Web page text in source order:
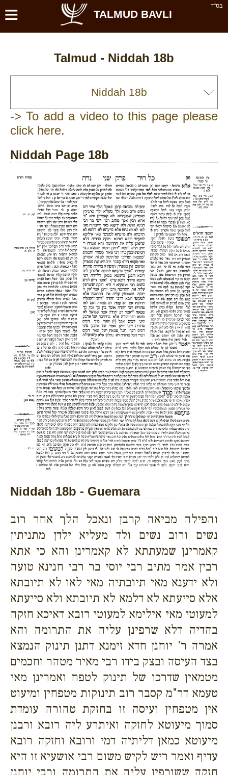
בס''ד ≡ TALMUD BAVLI
Talmud - Niddah 18b
-> To add a video to this page please
click here.
Niddah Page 18b
Niddah 18b - Guemara
והפילה מביאה קרבן ונאכל הלך אחר רוב
נשים ורוב נשים ולד מעליא ילדן מתניתין
קאמרינן שמעתתא לא קאמרינן והא כי אתא
רבין אמר מתיב רבי יוסי בר רבי חנינא טועה
ולא ידענא מאי תיובתיה מאי לאו לא תיובתא
אלא סייעתא לא דלמא לא תיובתא ולא סייעתא
למעוטי מאי אילימא למעוטי רובא דאיכא חזקה
בהדיה דלא שרפינן עליה את התרומה והא
אמרה ר' יוחנן חדא זימנא דתנן תינוק הנמצא
בצד העיסה ובצק בידו רבי מאיר מטהר וחכמים
מטמאין שדרכו של תינוק לטפח ואמרינן מאי
טעמא דר"מ קסבר רוב תינוקות מטפחין ומיעוט
אין מטפחין ועיסה זו בחזקת טהורה עומדת
סמוך מיעוטא לחזקה ואיתרע ליה רובא ורבנן
מיעוטא כמאן דליתיה דמי ורובא וחזקה רובא
עדיף ואמר ריש לקיש משום רבי אושעיא זו היא